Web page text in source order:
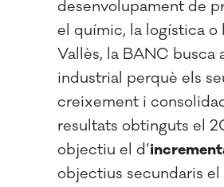
desenvolupament de
el químic, la logística o
Vallès, la BANC
industrial perquè els
creixement i
resultats obtinguts el
objectiu el d’
objectius secundaris el